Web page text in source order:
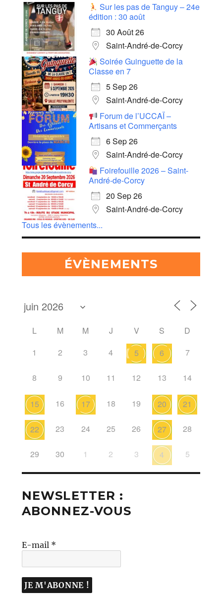
Sur les pas de Tanguy – 24e
édition : 30 août
30 Août 26
Saint-André-de-Corcy
Soirée Guinguette de la
Classe en 7
5 Sep 26
Saint-André-de-Corcy
Forum de l’UCCAÏ –
Artisans et Commerçants
6 Sep 26
Saint-André-de-Corcy
Foirefouille 2026 – Saint-
André-de-Corcy
20 Sep 26
Saint-André-de-Corcy
Tous les évènements...
ÉVÈNEMENTS
L M M J V S
D
1
2 3 4 5 6 7
8 9 10 11 12 13 14
15 16 17 18 19 20 21
22 23 24 25 26 27 28
29 30 1 2 3 4 5
NEWSLETTER :
ABONNEZ-VOUS
E-mail *